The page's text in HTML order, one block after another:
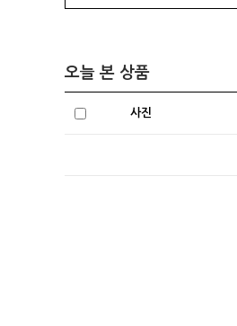
오늘 본 상품
사진